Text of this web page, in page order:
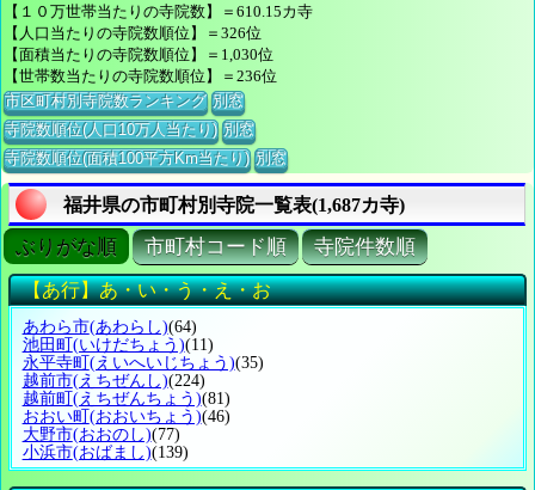
【１０万世帯当たりの寺院数】＝610.15カ寺
【人口当たりの寺院数順位】＝326位
【面積当たりの寺院数順位】＝1,030位
【世帯数当たりの寺院数順位】＝236位
市区町村別寺院数ランキング 別窓
寺院数順位(人口10万人当たり) 別窓
寺院数順位(面積100平方Km当たり) 別窓
福井県の市町村別寺院一覧表(1,687カ寺)
ぶりがな順 市町村コード順 寺院件数順
【あ行】あ・い・う・え・お
あわら市(あわらし)(64)
池田町 (いけだちょう)(11)
永平寺町 (えいへいじちょう)(35)
越前市(えちぜんし)(224)
越前町 (えちぜんちょう)(81)
おおい町 (おおいちょう)(46)
大野市(おおのし)(77)
小浜市(おばまし)(139)